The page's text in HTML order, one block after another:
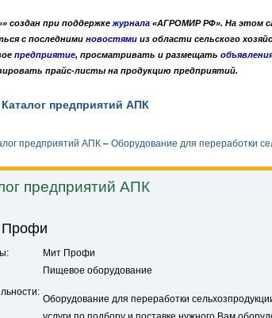
создан при поддержке журнала «АГРОМИР РФ». На этом
с последними новостями из области сельского
предприятие, просматривать и размещать
прайс-листы на продукцию предприятий.
Каталог предприятий АПК
предприятий АПК – Оборудование для переработки
предприятий АПК
Мит Профи
Пищевое оборудование
Оборудование для переработки